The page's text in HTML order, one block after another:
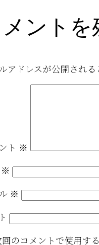
メントを
アドレスが公開される
ト ※
※
※
のコメントで使用す